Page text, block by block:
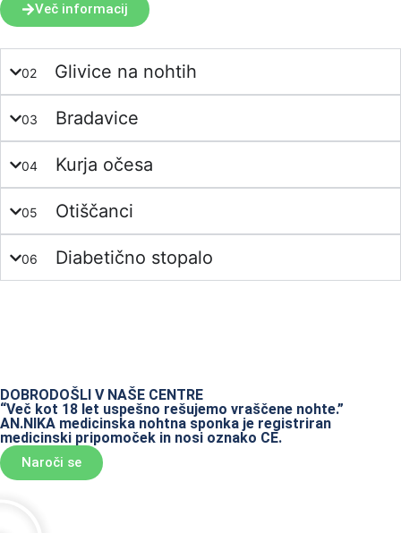
Več informacij
02 Glivice na nohtih
03 Bradavice
04 Kurja očesa
05 Otiščanci
06 Diabetično stopalo
DOBRODOŠLI V NAŠE CENTRE
“Več kot 18 let uspešno rešujemo vraščene nohte.”
AN.NIKA medicinska nohtna sponka je registriran
medicinski pripomoček in nosi oznako CE.
Naroči se